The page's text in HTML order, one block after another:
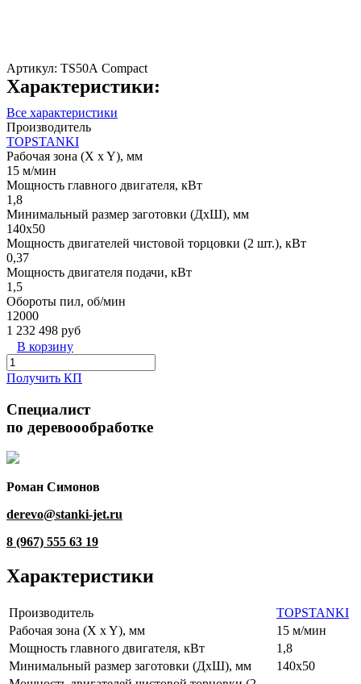
Артикул: TS50А Compact
Характеристики:
Все характеристики
Производитель
TOPSTANKI
Рабочая зона (X x Y), мм
15 м/мин
Мощность главного двигателя, кВт
1,8
Минимальный размер заготовки (ДхШ), мм
140x50
Мощность двигателей чистовой торцовки (2 шт.), кВт
0,37
Мощность двигателя подачи, кВт
1,5
Обороты пил, об/мин
12000
1 232 498 руб
В корзину
Получить КП
Специалист
по деревоообработке
Роман Симонов
derevo@stanki-jet.ru
8 (967) 555 63 19
Характеристики
Производитель
TOPSTANKI
Рабочая зона (X x Y), мм
15 м/мин
Мощность главного двигателя, кВт
1,8
Минимальный размер заготовки (ДхШ), мм
140x50